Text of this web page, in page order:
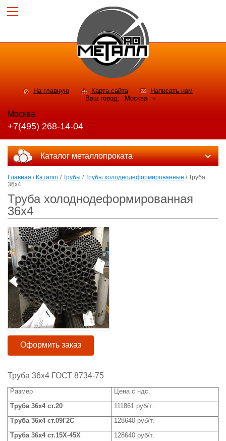
На главную Карта сайта
Написать нам
Ваш город:
Москва
Москва
+7(495) 268-14-04
Каталог металлопроката
Главная / Каталог /Трубы /Трубы холоднодеформированные / Труба
36x4
Труба холоднодеформированная
36x4
Оформить заказ
Труба 36x4 ГОСТ 8734-75
Размер
Цена с ндс.
Труба 36x4 ст.20
111861 руб/т.
Труба 36x4 ст.09Г2С
128640 руб/т.
Труба 36x4 ст.15Х-45Х 128640 руб/т.